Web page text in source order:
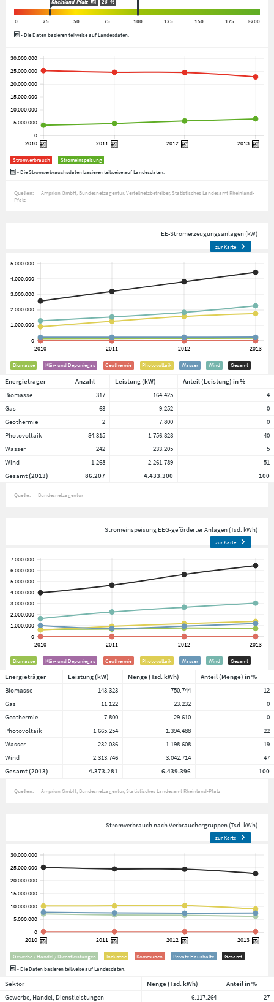
Rheinland-Pfalz 28 %
0 25 50 75 100 125 150 175
>200
- Die Daten basieren teilweise auf Landesdaten.
Stromverbrauch
Stromeinspeisung
- Die Stromverbrauchsdaten basieren teilweise auf Landesdaten.
Quellen: Amprion GmbH Bundesnetzagentur Verteilnetzbetreiber Statistisches Landesamt Rheinland-
Pfalz
EE-Stromerzeugungsanlagen (kW)
zur Karte
Biomasse Klär- und Deponiegas Geothermie Photovoltaik Wasser Wind Gesamt
Energieträger Anzahl Leistung (kW)
Anteil (Leistung) in %
Biomasse
317 164.425
4
Gas
63 9.252
0
Geothermie
2 7.800
0
Photovoltaik
84.315 1.756.828
40
Wasser
242 233.205
5
Wind
1.268 2.261.789
51
Gesamt (2013)
86.207 4.433.300 100
Quelle: Bundesnetzagentur
Stromeinspeisung EEG-geförderter Anlagen (Tsd. kWh)
zur Karte
Biomasse Klär- und Deponiegas Geothermie Photovoltaik Wasser Wind Gesamt
Energieträger Leistung (kW) Menge (Tsd. kWh)
Anteil (Menge) in %
Biomasse
143.323 750.744
12
Gas
11.122 23.232
0
Geothermie
7.800 29.610
0
Photovoltaik
1.665.254 1.394.488
22
Wasser
232.036 1.198.608
19
Wind
2.313.746 3.042.714
47
Gesamt (2013)
4.373.281 6.439.396 100
Quellen: Amprion GmbH Bundesnetzagentur Statistisches Landesamt Rheinland-Pfalz
Stromverbrauch nach Verbrauchergruppen (Tsd. kWh)
zur Karte
Gewerbe / Handel / Dienstleistungen Industrie Kommunen Private Haushalte
Gesamt
- Die Daten basieren teilweise auf Landesdaten.
Sektor Menge (Tsd. kWh)
Anteil in %
Gewerbe, Handel, Dienstleistungen
6.117.264
27